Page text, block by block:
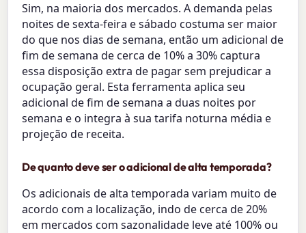
Sim, na maioria dos mercados. A demanda pelas
noites de sexta-feira e sábado costuma ser maior
do que nos dias de semana, então um adicional de
fim de semana de cerca de 10% a 30% captura
essa disposição extra de pagar sem prejudicar a
ocupação geral. Esta ferramenta aplica seu
adicional de fim de semana a duas noites por
semana e o integra à sua tarifa noturna média e
projeção de receita.
De quanto deve ser o adicional de alta temporada?
Os adicionais de alta temporada variam muito de
acordo com a localização, indo de cerca de 20%
em mercados com sazonalidade leve até 100% ou